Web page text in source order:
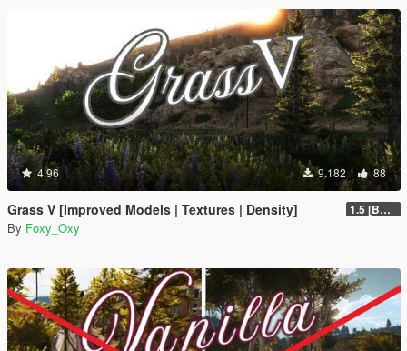
4.96 9.182 88
Grass V [Improved Models | Textures | Density] 1.5 [BETA]
By Foxy_Oxy